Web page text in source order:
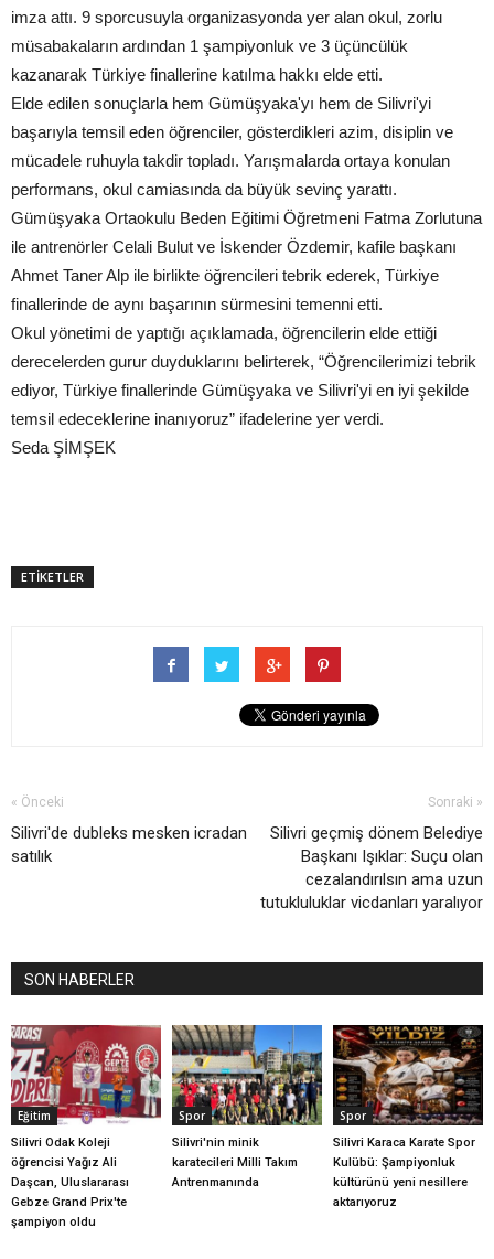
imza attı. 9 sporcusuyla organizasyonda yer alan okul, zorlu
müsabakaların ardından 1 şampiyonluk ve 3 üçüncülük
kazanarak Türkiye finallerine katılma hakkı elde etti.
Elde edilen sonuçlarla hem Gümüşyaka'yı hem de Silivri'yi
başarıyla temsil eden öğrenciler, gösterdikleri azim, disiplin ve
mücadele ruhuyla takdir topladı. Yarışmalarda ortaya konulan
performans, okul camiasında da büyük sevinç yarattı.
Gümüşyaka Ortaokulu Beden Eğitimi Öğretmeni Fatma Zorlutuna
ile antrenörler Celali Bulut ve İskender Özdemir, kafile başkanı
Ahmet Taner Alp ile birlikte öğrencileri tebrik ederek, Türkiye
finallerinde de aynı başarının sürmesini temenni etti.
Okul yönetimi de yaptığı açıklamada, öğrencilerin elde ettiği
derecelerden gurur duyduklarını belirterek, “Öğrencilerimizi tebrik
ediyor, Türkiye finallerinde Gümüşyaka ve Silivri'yi en iyi şekilde
temsil edeceklerine inanıyoruz” ifadelerine yer verdi.
Seda ŞİMŞEK
ETİKETLER
« Önceki
Silivri'de dubleks mesken icradan
satılık
Sonraki »
Silivri geçmiş dönem Belediye
Başkanı Işıklar: Suçu olan
cezalandırılsın ama uzun
tutukluluklar vicdanları yaralıyor
SON HABERLER
Eğitim
Silivri Odak Koleji
öğrencisi Yağız Ali
Daşcan, Uluslararası
Gebze Grand Prix'te
şampiyon oldu
Spor
Silivri'nin minik
karatecileri Milli Takım
Antrenmanında
Spor
Silivri Karaca Karate Spor
Kulübü: Şampiyonluk
kültürünü yeni nesillere
aktarıyoruz